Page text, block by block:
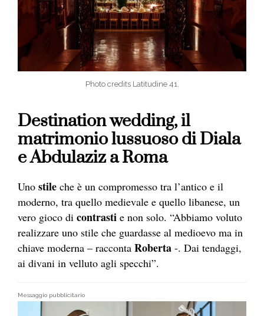
Photo credits Latitudine 41.
Destination wedding, il
matrimonio lussuoso di Diala
e Abdulaziz a Roma
Uno stile che è un compromesso tra l’antico e il
moderno, tra quello medievale e quello libanese, un
vero gioco di contrasti e non solo. “Abbiamo voluto
realizzare uno stile che guardasse al medioevo ma in
chiave moderna – racconta Roberta -. Dai tendaggi,
ai divani in velluto agli specchi”.
Messaggio pubblicitario